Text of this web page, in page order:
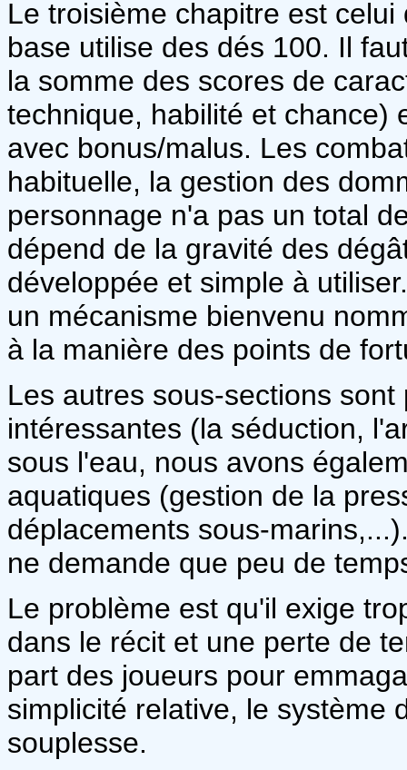
Le troisième chapitre est
base utilise des dés 100. Il
la somme des scores de
technique, habilité et chance)
avec bonus/malus. Les
habituelle, la gestion des
personnage n'a pas un total
dépend de la gravité des
développée et simple à
un mécanisme bienvenu
à la manière des points de
Les autres sous-sections
intéressantes (la séduction,
sous l'eau, nous avons
aquatiques (gestion de la
déplacements sous-
ne demande que peu de
Le problème est qu'il exige
dans le récit et une perte de
part des joueurs pour
simplicité relative, le système
souplesse.